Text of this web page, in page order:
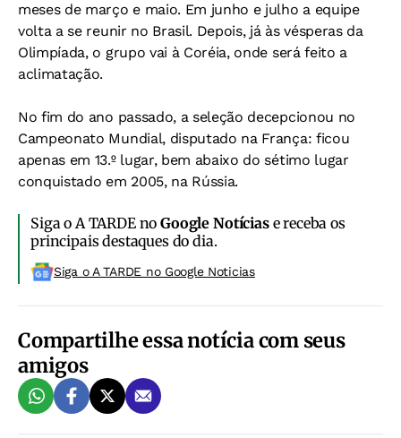
meses de março e maio. Em junho e julho a equipe
volta a se reunir no Brasil. Depois, já às vésperas da
Olimpíada, o grupo vai à Coréia, onde será feito a
aclimatação.
No fim do ano passado, a seleção decepcionou no
Campeonato Mundial, disputado na França: ficou
apenas em 13.º lugar, bem abaixo do sétimo lugar
conquistado em 2005, na Rússia.
Siga o A TARDE noGoogle Notíciase receba os
principais destaques do dia.
Siga o A TARDE no Google Noticias
Compartilhe essa notícia com seus
amigos